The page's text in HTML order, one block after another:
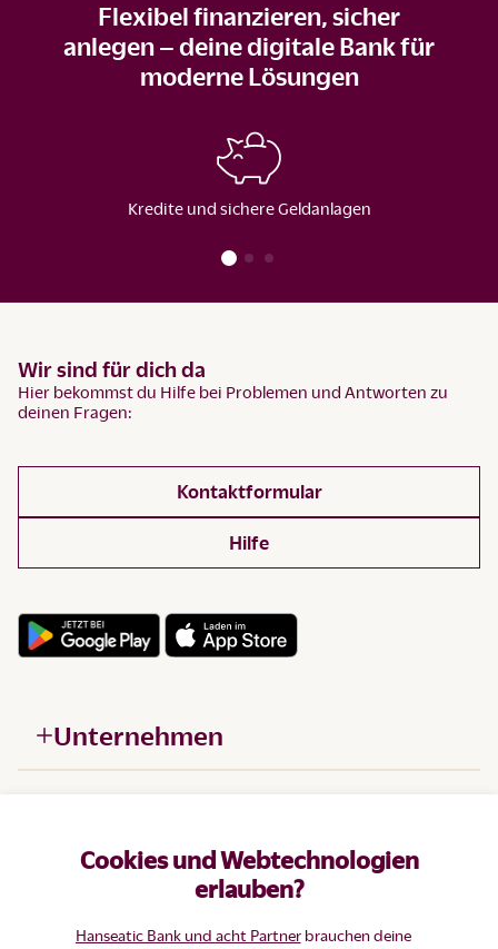
Cookies und Webtechnologien
erlauben?
Hanseatic Bank und acht Partnerbrauchen deine
Flexibel finanzieren, sicher
anlegen – deine digitale Bank für
moderne Lösungen
Kredite und sichere Geldanlagen
Wir sind für dich da
Hier bekommst du Hilfe bei Problemen und Antworten zu
deinen Fragen:
Kontaktformular
Hilfe
Unternehmen
Produkte